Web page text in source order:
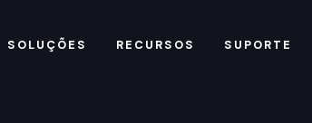
SOLUÇÕES RECURSOS SUPORTE